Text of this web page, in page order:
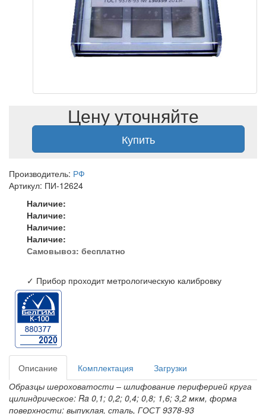
Цену уточняйте
Купить
Производитель: РФ
Артикул: ПИ-12624
Наличие:
Наличие:
Наличие:
Наличие:
Самовывоз: бесплатно
✓ Прибор проходит метрологическую калибровку
Описание Комплектация
Загрузки
Образцы шероховатости – шлифование периферией круга
цилиндрическое: Ra 0,1; 0,2; 0,4; 0,8; 1,6; 3,2 мкм, форма
поверхности: выпуклая, сталь, ГОСТ 9378-93